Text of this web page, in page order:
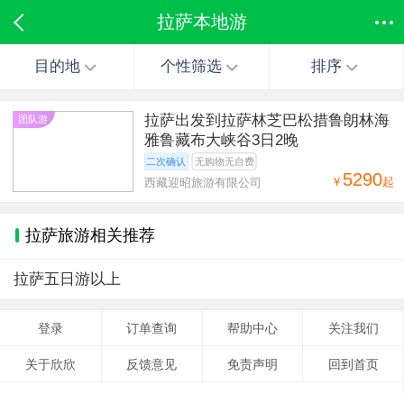
拉萨本地游
目的地 个性筛选 排序
团队游
拉萨出发到拉萨林芝巴松措鲁朗林海
雅鲁藏布大峡谷3日2晚
二次确认 无购物无自费
￥ 5290起
西藏迎昭旅游有限公司
拉萨旅游相关推荐
拉萨五日游以上
登录 订单查询 帮助中心 关注我们
关于欣欣 反馈意见 免责声明 回到首页